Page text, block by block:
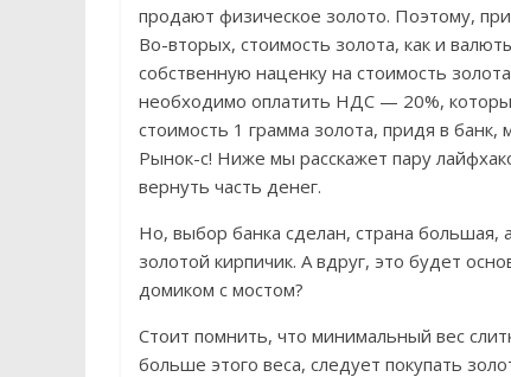
продают физическое золото. Поэтому,
Во-вторых, стоимость золота, как и
собственную наценку на стоимость
необходимо оплатить НДС — 20%,
стоимость 1 грамма золота, придя в
Рынок-с! Ниже мы расскажет пару
вернуть часть денег.
Но, выбор банка сделан, страна большая,
золотой кирпичик. А вдруг, это будет
домиком с мостом?
Стоит помнить, что минимальный вес
больше этого веса, следует покупать